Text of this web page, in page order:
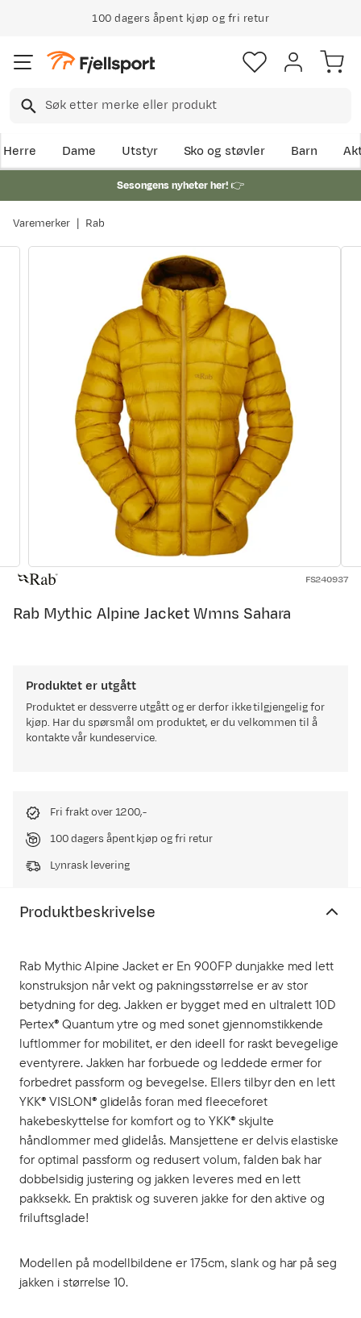
100 dagers åpent kjøp og fri retur
Herre Dame Utstyr Sko og støvler Barn
Sesongens nyheter her!👉
Varemerker Rab
FS240937
Rab Mythic Alpine Jacket Wmns Sahara
Produktet er utgått
Produktet er dessverre utgått og er derfor ikke tilgjengelig for
kjøp. Har du spørsmål om produktet, er du velkommen til å
kontakte vår kundeservice.
Fri frakt over 1200,-
100 dagers åpent kjøp og fri retur
Lynrask levering
Produktbeskrivelse
Rab Mythic Alpine Jacket er En 900FP dunjakke med lett
konstruksjon når vekt og pakningsstørrelse er av stor
betydning for deg. Jakken er bygget med en ultralett 10D
Pertex® Quantum ytre og med sonet gjennomstikkende
luftlommer for mobilitet, er den ideell for raskt bevegelige
eventyrere. Jakken har forbuede og leddede ermer for
forbedret passform og bevegelse. Ellers tilbyr den en lett
YKK® VISLON® glidelås foran med fleeceforet
hakebeskyttelse for komfort og to YKK® skjulte
håndlommer med glidelås. Mansjettene er delvis elastiske
for optimal passform og redusert volum, falden bak har
dobbelsidig justering og jakken leveres med en lett
pakksekk. En praktisk og suveren jakke for den aktive og
friluftsglade!
Modellen på modellbildene er 175cm, slank og har på seg
jakken i størrelse 10.